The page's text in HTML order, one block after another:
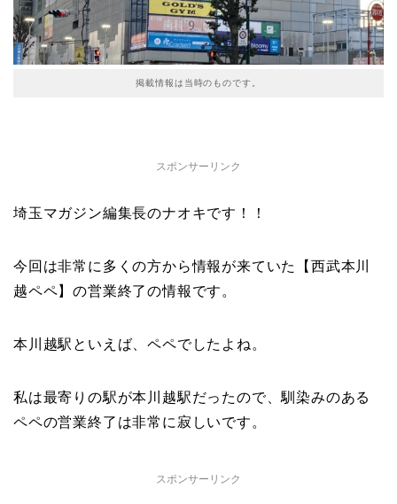
掲載情報は当時のものです。
スポンサーリンク
埼玉マガジン編集長のナオキです！！
今回は非常に多くの方から情報が来ていた【西武本川
越ペペ】の営業終了の情報です。
本川越駅といえば、ペペでしたよね。
私は最寄りの駅が本川越駅だったので、馴染みのある
ペペの営業終了は非常に寂しいです。
スポンサーリンク